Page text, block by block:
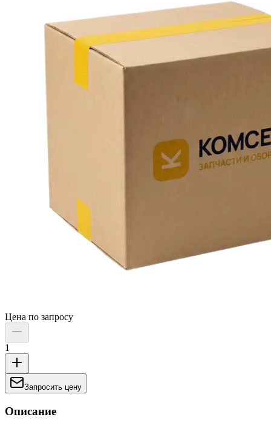
Цена по запросу
1
Запросить цену
Описание